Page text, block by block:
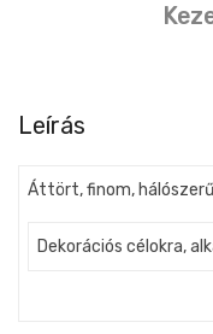
Leírás
Áttört, finom,
Dekorációs célokra,